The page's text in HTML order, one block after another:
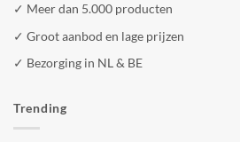
✓ Meer dan 5.000 producten
✓ Groot aanbod en lage prijzen
✓ Bezorging in NL & BE
Trending